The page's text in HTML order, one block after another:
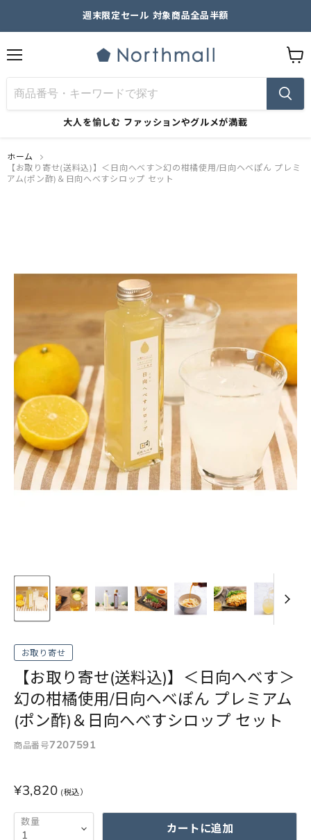
週末限定セール 対象商品全品半額
メ
ニ
ュ
ー
大人を愉しむ ファッションやグルメが満載
ー
ト
を
ホーム
【お取り寄せ(送料込)】＜日向へべす＞幻の柑橘使用/日向ヘベぽん プレミ
アム(ポン酢)＆日向へべすシロップ セット
お取り寄せ
【お取り寄せ(送料込)】＜日向へべす＞
幻の柑橘使用/日向ヘベぽん プレミアム
(ポン酢)＆日向へべすシロップ セット
商品番号7207591
¥3,820
数量 カートに追加